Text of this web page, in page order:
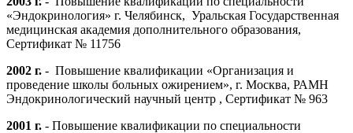
«Эндокринология» г. Челябинск, Уральская Государственная
медицинская академия дополнительного образования,
Сертификат № 11756
2002 г. - Повышение квалификации «Организация и
проведение школы больных ожирением», г. Москва, РАМН
Эндокринологический научный центр , Сертификат № 963
2001 г. - Повышение квалификации по специальности